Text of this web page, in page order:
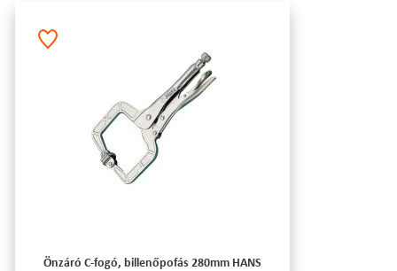
Önzáró C-fogó, billenőpofás 280mm HANS